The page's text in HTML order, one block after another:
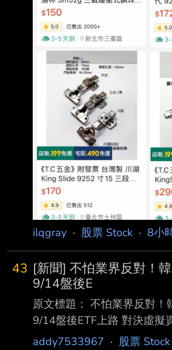
器供應鏈
ilqgray · 股票 Stock · 8小
43 [新聞] 不怕業界反對！
9/14盤後E
原文標題： 不怕業界反對！
9/14盤後ETF上路 對決虛擬
原文連結：
addy7533967 · 股票 Stock